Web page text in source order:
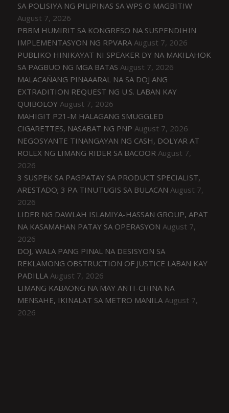
SA POLISIYA NG PILIPINAS SA WPS O MAGBITIW
August 7, 2026
PBBM HUMIRIT SA KONGRESO NA SUSPENDIHIN
IMPLEMENTASYON NG RPVARA August 7, 2026
PUBLIKO HINIKAYAT NI SPEAKER DY NA MAKILAHOK
SA PAGBUO NG MGA BATAS August 7, 2026
MALACAÑANG PINAAARAL NA SA DOJ ANG
EXTRADITION REQUEST NG U.S. LABAN KAY
QUIBOLOY August 7, 2026
MAHIGIT P21-M HALAGANG SMUGGLED
CIGARETTES, NASABAT NG PNP August 7, 2026
NEGOSYANTE TINANGAYAN NG CASH, DOLYAR AT
ROLEX NG LIMANG RIDER SA BACOOR August 7,
2026
3 SUSPEK SA PAGPATAY SA PRODUCT SPECIALIST,
ARESTADO; 3 PA TINUTUGIS SA BULACAN August 7,
2026
LIDER NG DAWLAH ISLAMIYA-HASSAN GROUP, APAT
NA KASAMAHAN PATAY SA OPERASYON August 7,
2026
DOJ, WALA PANG PINAL NA DESISYON SA
REKLAMONG OBSTRUCTION OF JUSTICE LABAN KAY
PADILLA August 7, 2026
LIMANG KABAONG NA MAY ANTI-CHINA NA
MENSAHE, IKINALAT SA METRO MANILA August 7,
2026